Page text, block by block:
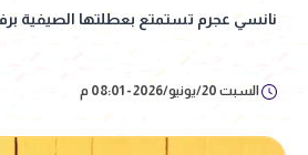
نانسي عجرم تستمتع بعطلتها الصيفية
السبت 20/يونيو/2026 - 08:01 م